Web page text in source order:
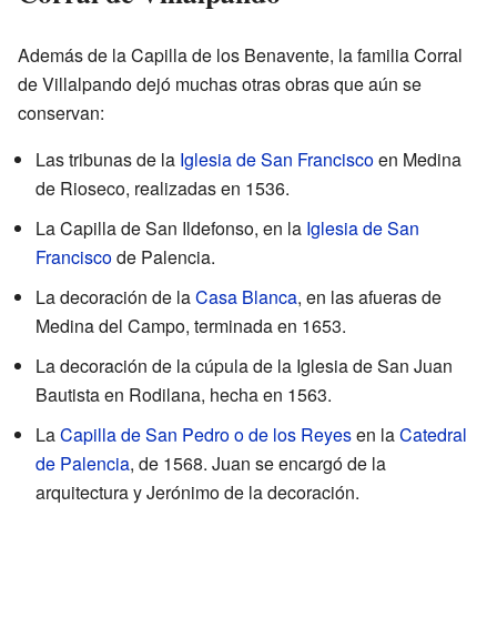
Además de la Capilla de los Benavente, la familia Corral
de Villalpando dejó muchas otras obras que aún se
conservan:
Las tribunas de la Iglesia de San Franciscoen Medina
de Rioseco, realizadas en 1536.
La Capilla de San Ildefonso, en la Iglesia de San
Franciscode Palencia.
La decoración de laCasa Blanca, en las afueras de
Medina del Campo, terminada en 1653.
La decoración de la cúpula de la Iglesia de San Juan
Bautista en Rodilana, hecha en 1563.
LaCapilla de San Pedro o de los Reyesen laCatedral
de Palencia, de 1568. Juan se encargó de la
arquitectura y Jerónimo de la decoración.